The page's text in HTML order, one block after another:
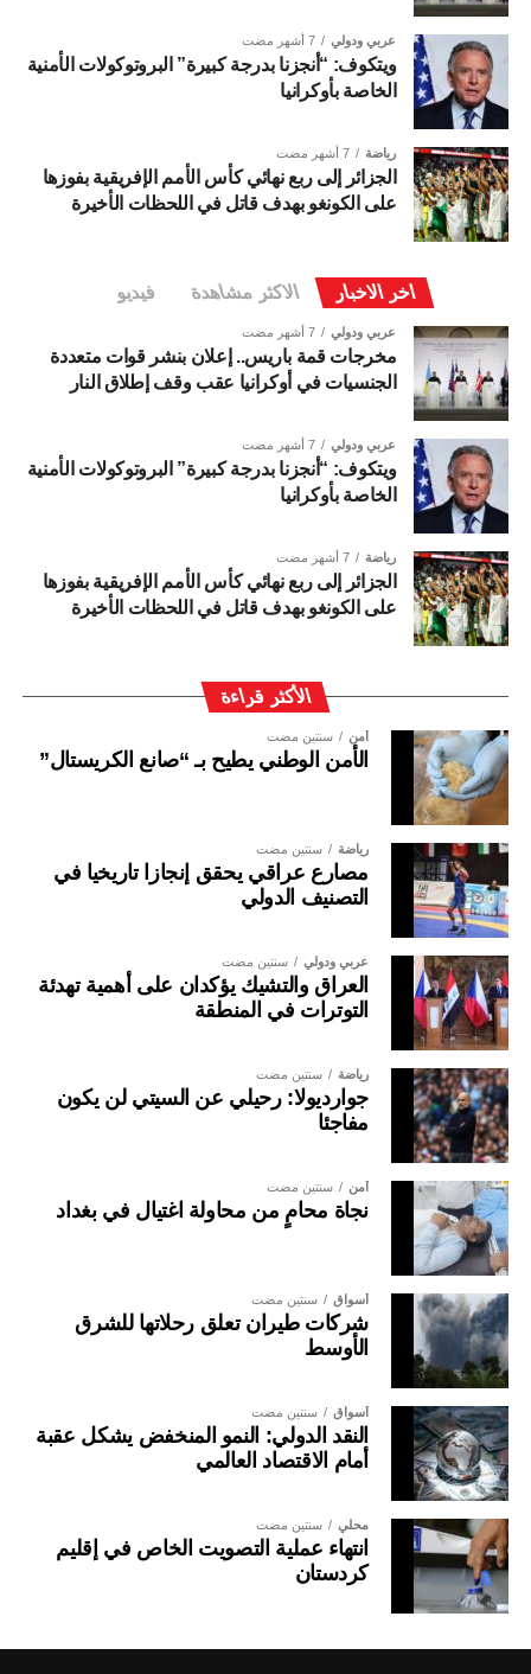
عربي ودولي 7 أشهر مضت
ويتكوف: “أنجزنا بدرجة كبيرة” البروتوكولات الأمنية
الخاصة بأوكرانيا
رياضة 7 أشهر مضت
الجزائر إلى ربع نهائي كأس الأمم الإفريقية بفوزها
على الكونغو بهدف قاتل في اللحظات الأخيرة
اخر الاخبار الاكثر مشاهدة فيديو
عربي ودولي 7 أشهر مضت
مخرجات قمة باريس.. إعلان بنشر قوات متعددة
الجنسيات في أوكرانيا عقب وقف إطلاق النار
عربي ودولي 7 أشهر مضت
ويتكوف: “أنجزنا بدرجة كبيرة” البروتوكولات الأمنية
الخاصة بأوكرانيا
رياضة 7 أشهر مضت
الجزائر إلى ربع نهائي كأس الأمم الإفريقية بفوزها
على الكونغو بهدف قاتل في اللحظات الأخيرة
الأكثر قراءة
أمن سنتين مضت
الأمن الوطني يطيح بـ “صانع الكريستال”
رياضة سنتين مضت
مصارع عراقي يحقق إنجازا تاريخيا في
التصنيف الدولي
عربي ودولي سنتين مضت
العراق والتشيك يؤكدان على أهمية تهدئة
التوترات في المنطقة
رياضة سنتين مضت
جوارديولا: رحيلي عن السيتي لن يكون
مفاجئا
أمن سنتين مضت
نجاة محامٍ من محاولة اغتيال في بغداد
أسواق سنتين مضت
شركات طيران تعلق رحلاتها للشرق
الأوسط
أسواق سنتين مضت
النقد الدولي: النمو المنخفض يشكل عقبة
أمام الاقتصاد العالمي
محلي سنتين مضت
انتهاء عملية التصويت الخاص في إقليم
كردستان